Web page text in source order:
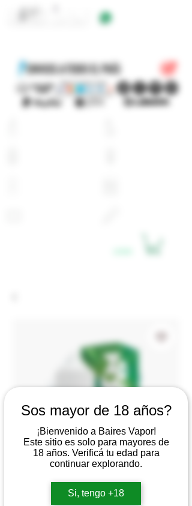
Sos mayor de 18 años?
¡Bienvenido a Baires Vapor!
Este sitio es solo para mayores de
18 años. Verificá tu edad para
continuar explorando.
Si, tengo +18